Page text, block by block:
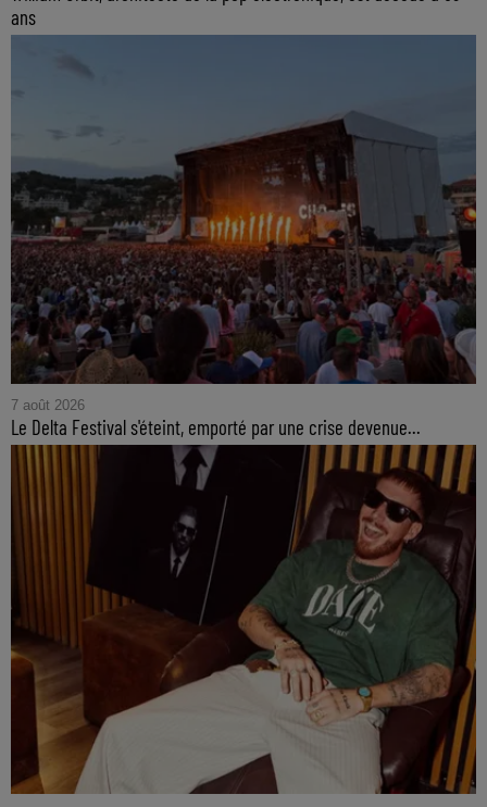
ans
7 août 2026
Le Delta Festival s'éteint, emporté par une crise devenue...